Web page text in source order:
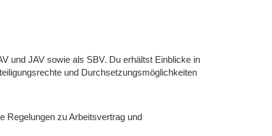
und JAV sowie als SBV. Du erhältst Einblicke in
und Durchsetzungsmöglichkeiten
Regelungen zu Arbeitsvertrag und